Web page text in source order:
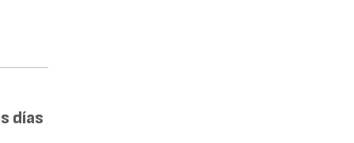
días